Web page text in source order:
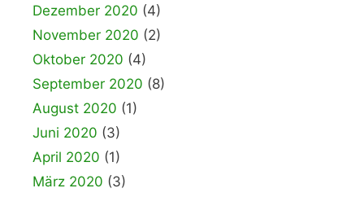
Dezember 2020 (4)
November 2020 (2)
Oktober 2020 (4)
September 2020 (8)
August 2020 (1)
Juni 2020 (3)
April 2020 (1)
März 2020 (3)